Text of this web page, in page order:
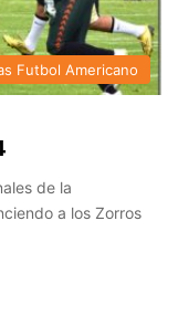
Futbol Americano
de la
a los Zorros